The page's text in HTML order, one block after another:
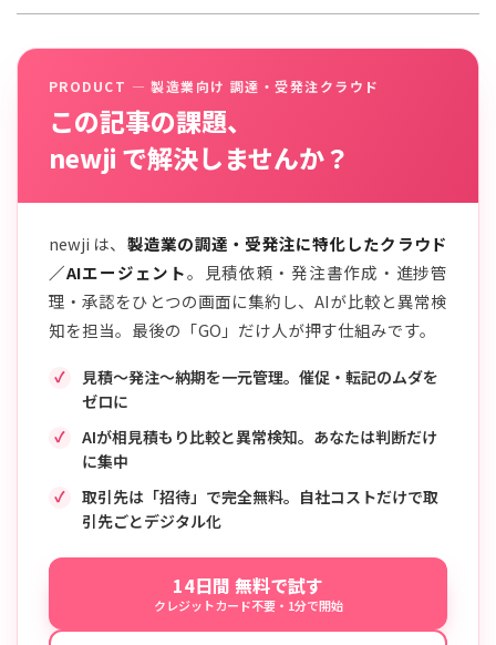
PRODUCT — 製造業向け 調達・受発注クラウド
この記事の課題、
newji で解決しませんか？
newji は、 製造業の調達・受発注に特化したクラウド
／AIエージェント。見積依頼・発注書作成・進捗管
理・承認をひとつの画面に集約し、AIが比較と異常検
知を担当。最後の「GO」だけ人が押す仕組みです。
見積〜発注〜納期を一元管理。催促・転記のムダを
ゼロに
AIが相見積もり比較と異常検知。あなたは判断だけ
に集中
取引先は「招待」で完全無料。自社コストだけで取
引先ごとデジタル化
14日間 無料で試す
クレジットカード不要・1分で開始